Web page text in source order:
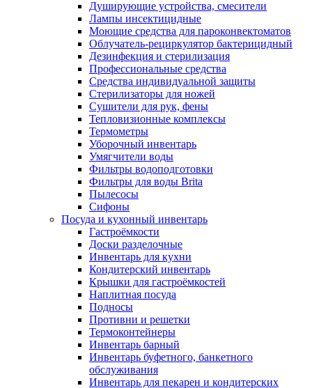
Душирующие устройства, смесители
Лампы инсектицидные
Моющие средства для пароконвектоматов
Облучатель-рециркулятор бактерицидный
Дезинфекция и стерилизация
Профессиональные средства
Средства индивидуальной защиты
Стерилизаторы для ножей
Сушители для рук, фены
Тепловизионные комплексы
Термометры
Уборочный инвентарь
Умягчители воды
Фильтры водоподготовки
Фильтры для воды Brita
Пылесосы
Сифоны
Посуда и кухонный инвентарь
Гастроёмкости
Доски разделочные
Инвентарь для кухни
Кондитерский инвентарь
Крышки для гастроёмкостей
Наплитная посуда
Подносы
Противни и решетки
Термоконтейнеры
Инвентарь барный
Инвентарь буфетного, банкетного
обслуживания
Инвентарь для пекарен и кондитерских